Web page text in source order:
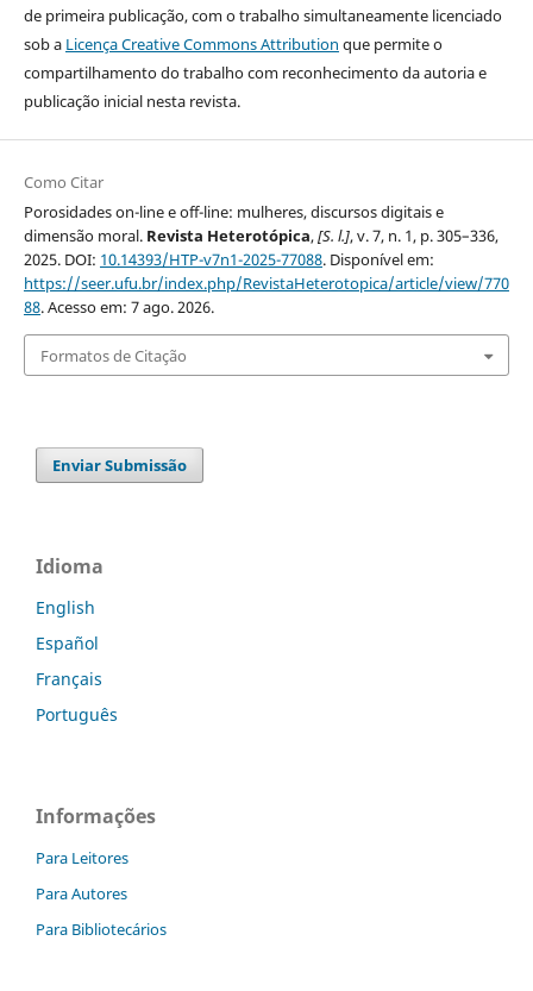
de primeira publicação, com o trabalho simultaneamente licenciado
sob a Licença Creative Commons Attribution que permite o
compartilhamento do trabalho com reconhecimento da autoria e
publicação inicial nesta revista.
Como Citar
Porosidades on-line e off-line: mulheres, discursos digitais e
dimensão moral. Revista Heterotópica,[S. l.], v. 7, n. 1, p. 305–336,
2025. DOI: 10.14393/HTP-v7n1-2025-77088. Disponível em:
https://seer.ufu.br/index.php/RevistaHeterotopica/article/view/770
88. Acesso em: 7 ago. 2026.
Formatos de Citação
Enviar Submissão
Idioma
English
Español
Français
Português
Informações
Para Leitores
Para Autores
Para Bibliotecários